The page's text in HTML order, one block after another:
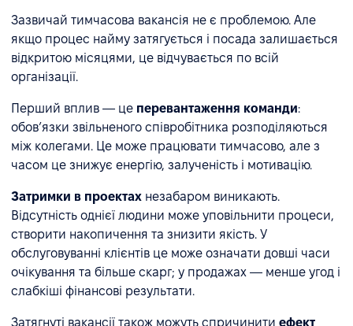
Зазвичай тимчасова вакансія не є проблемою. Але
якщо процес найму затягується і посада залишається
відкритою місяцями, це відчувається по всій
організації.
Перший вплив — це перевантаження команди:
обов’язки звільненого співробітника розподіляються
між колегами. Це може працювати тимчасово, але з
часом це знижує енергію, залученість і мотивацію.
Затримки в проектах незабаром виникають.
Відсутність однієї людини може уповільнити процеси,
створити накопичення та знизити якість. У
обслуговуванні клієнтів це може означати довші часи
очікування та більше скарг; у продажах — менше угод і
слабкіші фінансові результати.
Затягнуті вакансії також можуть спричинити ефект